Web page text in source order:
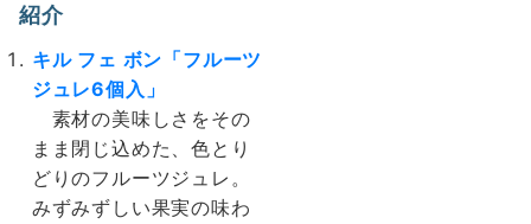
紹介
キル フェ ボン「フルーツ
ジュレ6個入」
素材の美味しさをその
まま閉じ込めた、色とり
どりのフルーツジュレ。
みずみずしい果実の味わ